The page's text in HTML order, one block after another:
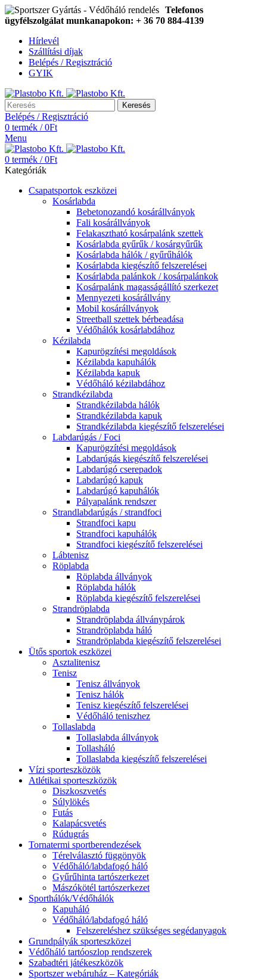
Telefonos
ügyfélszolgálat munkanapokon: + 36 70 884-4139
Hírlevél
Szállítási díjak
Belépés / Regisztráció
GYIK
Keresés
Belépés / Regisztráció
0 termék / 0Ft
Menu
0 termék / 0Ft
Kategóriák
Csapatsportok eszközei
Kosárlabda
Bebetonozandó kosárállványok
Fali kosárállványok
Felakasztható kosárpalánk szettek
Kosárlabda gyűrűk / kosárgyűrűk
Kosárlabda hálók / gyűrűhálók
Kosárlabda kiegészítő felszerelései
Kosárlabda palánkok / kosárpalánkok
Kosárpalánk magasságállító szerkezet
Mennyezeti kosárállvány
Mobil kosárállványok
Streetball szettek bérbeadása
Védőhálók kosárlabdához
Kézilabda
Kapurögzítési megoldások
Kézilabda kapuhálók
Kézilabda kapuk
Védőháló kézilabdához
Strandkézilabda
Strandkézilabda hálók
Strandkézilabda kapuk
Strandkézilabda kiegészítő felszerelései
Labdarúgás / Foci
Kapurögzítési megoldások
Labdarúgás kiegészítő felszerelései
Labdarúgó cserepadok
Labdarúgó kapuk
Labdarúgó kapuhálók
Pályapalánk rendszer
Strandlabdarúgás / strandfoci
Strandfoci kapu
Strandfoci kapuhálók
Strandfoci kiegészítő felszerelései
Lábtenisz
Röplabda
Röplabda állványok
Röplabda hálók
Röplabda kiegészítő felszerelései
Strandröplabda
Strandröplabda állványpárok
Strandröplabda háló
Strandröplabda kiegészítő felszerelései
Ütős sportok eszközei
Asztalitenisz
Tenisz
Tenisz állványok
Tenisz hálók
Tenisz kiegészítő felszerelései
Védőháló teniszhez
Tollaslabda
Tollaslabda állványok
Tollasháló
Tollaslabda kiegészítő felszerelései
Vízi sporteszközök
Atlétikai sporteszközök
Diszkoszvetés
Súlylökés
Futás
Kalapácsvetés
Rúdugrás
Tornatermi sportberendezések
Térelválasztó függönyök
Védőháló/labdafogó háló
Gyűrűhinta tartószerkezet
Mászókötél tartószerkezet
Sporthálók/Védőhálók
Kapuháló
Védőháló/labdafogó háló
Felszereléshez szükséges segédanyagok
Grundpályák sporteszközei
Védőháló tartóoszlop rendszerek
Szabadtéri játékeszközök
Sportszer webáruház – Kategóriák